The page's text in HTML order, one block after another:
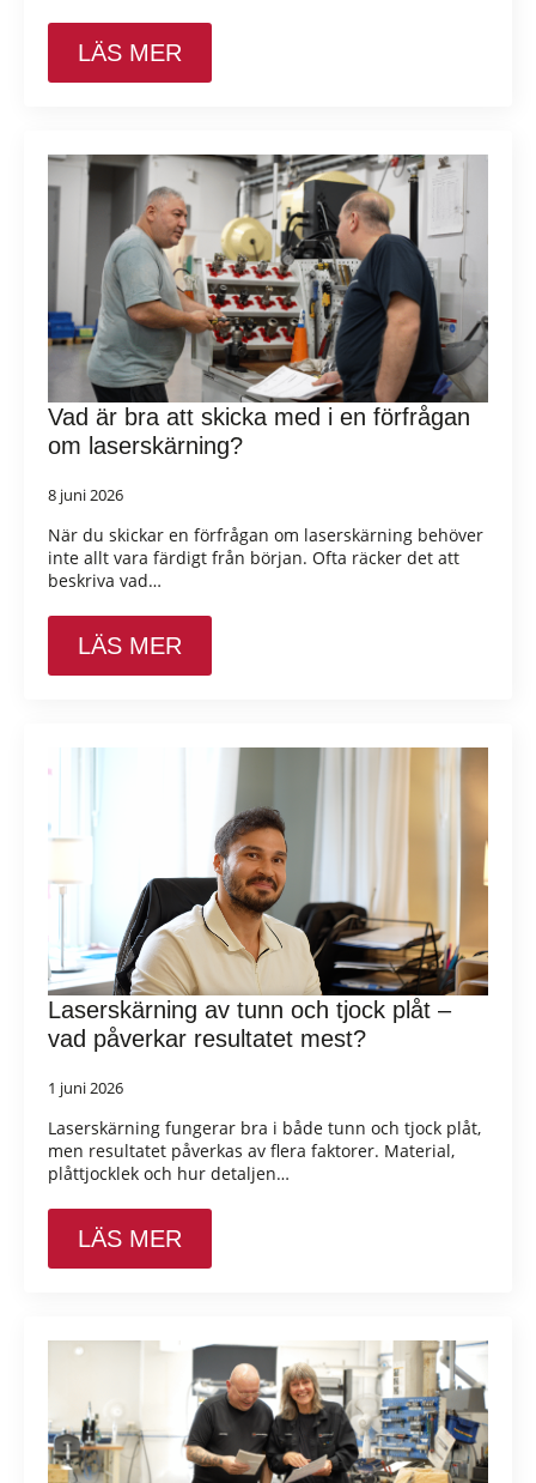
LÄS MER
Vad är bra att skicka med i en förfrågan
om laserskärning?
8 juni 2026
När du skickar en förfrågan om laserskärning behöver
inte allt vara färdigt från början. Ofta räcker det att
beskriva vad…
LÄS MER
Laserskärning av tunn och tjock plåt –
vad påverkar resultatet mest?
1 juni 2026
Laserskärning fungerar bra i både tunn och tjock plåt,
men resultatet påverkas av flera faktorer. Material,
plåttjocklek och hur detaljen…
LÄS MER